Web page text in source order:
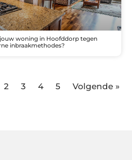
woning in Hoofddorp tegen
inbraakmethodes?
2 3 4 5 Volgende »